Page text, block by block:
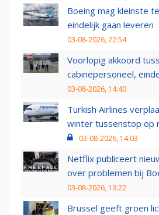
Boeing mag kleinste
eindelijk gaan leveren
03-08-2026, 22:54
Voorlopig akkoord
cabinepersoneel,
03-08-2026, 14:40
Turkish Airlines
winter tussenstop op
03-08-2026, 14:03
Netflix publiceert
over problemen bij
03-08-2026, 13:22
Brussel geeft groen